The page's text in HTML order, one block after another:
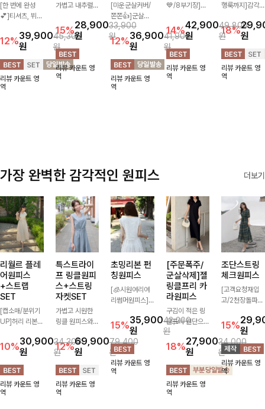
[한 번에 완성
💕]티셔츠, 뷔스
한 번에 구성된
실속 있는 3피
스 세트 🖤 따로
또 같이 활용하
기 좋아 코디 걱
정 없이 데일리
12%39,900
원
45,300
원
리뷰 카운트 영
역
가볍고 내추럴한
시즌 시원하게
즐기기 좋은 와
이드 팬츠! 허리
밴딩과 스트링
디테일로 편안한
착용감을 더했으
15%28,900
원
33,900
원
리뷰 카운트 영
역
[미운군살커버/
쫀쫀👍]군살을
잡아주는 깔끔한
부츠컷 핏에 발
목이 드러나는
8부 기장으로
다리를 슬림하고
길어보이게 만들
어주며 생지 소
12%36,900
원
41,900
원
리뷰 카운트 영
역
💙/8부기장]사
일이 은은한 포
인트가 되어주는
와이드 팬츠입니
다. 여유롭게 떨
어지는 실루엣과
가볍게 바스락거
14%42,900
원
49,800
원
리뷰 카운트 영
역
행룩까지]감각
셔츠와 플레어
핏 반바지가 함
께 구성된 세트
아이템으로, 편
안하면서도 캐주
얼한 꾸안꾸룩을
18%원
리뷰 카운트 영
역
가장 완벽한 감각적인 원피스 더보기
리월르 플레
어원피스
+스트랩
SET
[캡소매/분위기
UP]허리 리본
구성되어 여성스
럽고 우아한 실
루엣을 완성해주
는 원피스- 자연
스럽게 퍼지는
플레어 라인과
10%30,900
원
34,300
원
리뷰 카운트 영
역
특스트라이
프 링클원피
스+스트링
자켓SET
가볍고 시원한
링클 원피스와
세트로 구성되어
코디 고민 없이
완성도 높은 스
타일링을 연출해
주는 아이템 🤍
따로 또 같이 활
12%69,900
원
79,400
원
리뷰 카운트 영
역
초밍리본 펀
칭원피스
[🧊시원여리여
리썸머원피스]
테일과 리본 포
인트가 어우러져
사랑스러운 무드
를 더한 원피스
🤍 여리하게 퍼
지는 실루엣으로
15%35,900
원
42,200
원
리뷰 카운트 영
역
[주문폭주/
군살삭제]젤
링클프리 카
라원피스
구김이 적은 링
클프리 원단으로
항상 깔끔하게
착용 가능하며
일자로 떨어지는
넉넉한 핏으로
군살을 완벽히
커버해주는 원피
스에요🖤
18%27,900
원
34,000
원
리뷰 카운트 영
역
조단스트링
체크원피스
[고객요청재입
고/2천장돌파
용해줘도 스타일
리시해 보이는
휘뚜루 마뚜루
아이템 ~ ! 인생
샷 건질 수 있는
세련된 무드의
15%원
리뷰 카운트 영
역